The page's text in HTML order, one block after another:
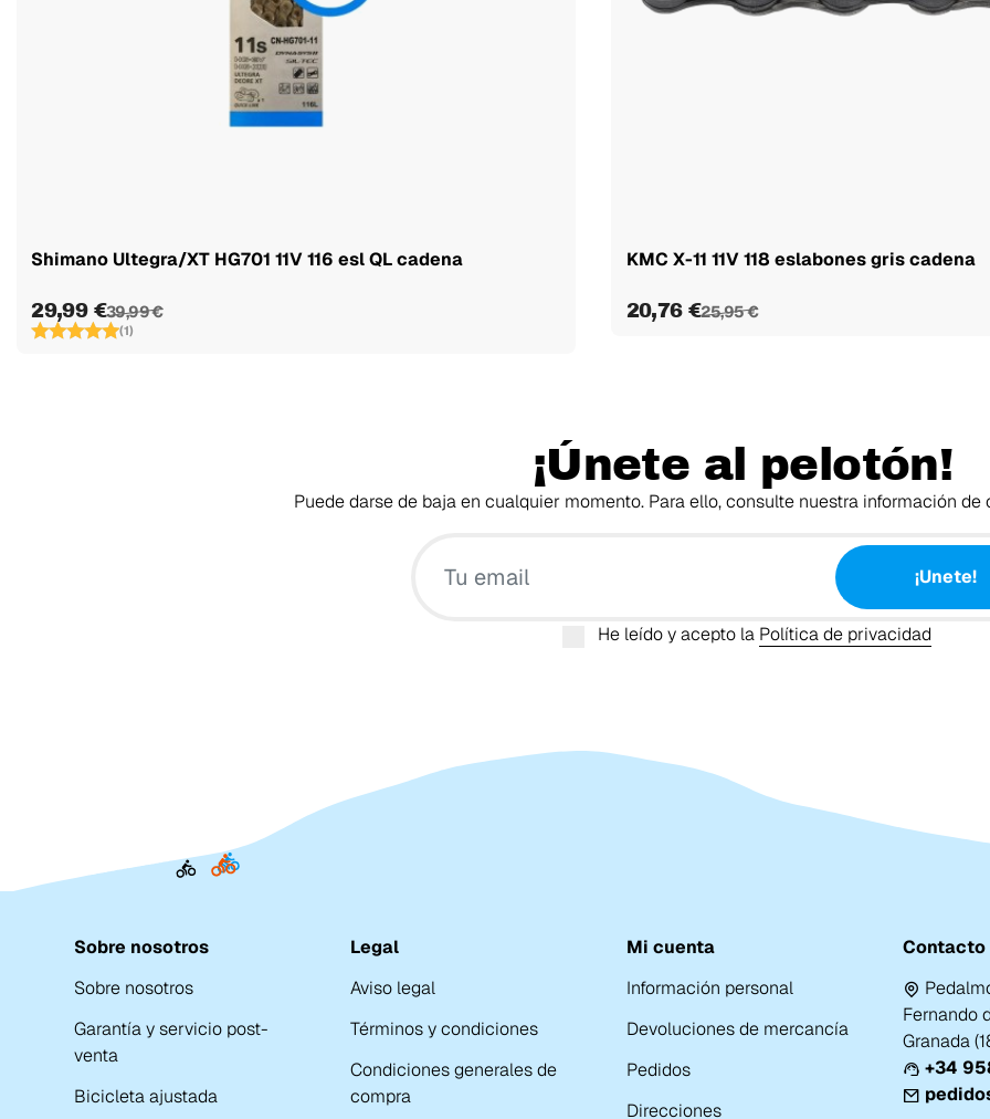
Shimano Ultegra/XT HG701 11V 116 esl QL cadena
29,99 €39,99 €
(1)
KMC X-11 11V 118 eslabones gris cadena
20,76 €25,95 €
¡Únete al pelotón!
Puede darse de baja en cualquier momento. Para ello, consulte nuestra información
¡Unete!
He leído y acepto la Política de privacidad
Sobre nosotros
Sobre nosotros
Garantía y servicio post-
venta
Bicicleta ajustada
Legal
Aviso legal
Términos y condiciones
Condiciones generales de
compra
Mi cuenta
Información personal
Devoluciones de mercancía
Pedidos
Direcciones
Contacto
Fernando
Granada
+34